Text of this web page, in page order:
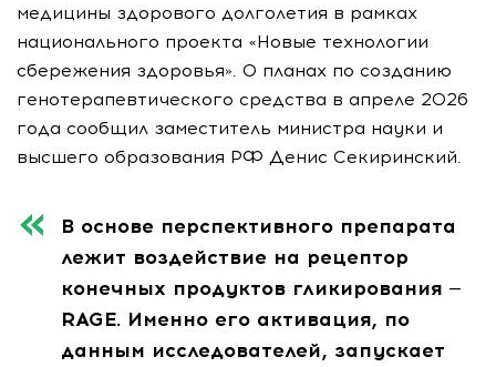
медицины здорового долголетия в рамках
национального проекта «Новые технологии
сбережения здоровья». О планах по созданию
генотерапевтического средства в апреле 2026
года сообщил заместитель министра науки и
высшего образования РФ Денис Секиринский.
В основе перспективного препарата
лежит воздействие на рецептор
конечных продуктов гликирования —
RAGE. Именно его активация, по
данным исследователей, запускает